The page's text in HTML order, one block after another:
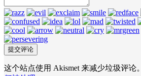
这个站点使用 Akismet 来减少垃圾评论。